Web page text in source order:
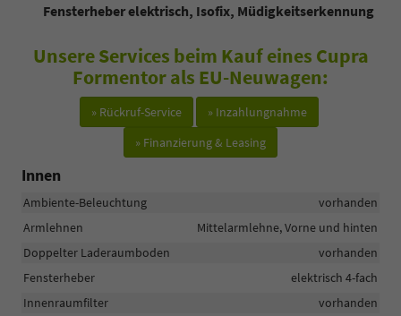
Fensterheber elektrisch, Isofix, Müdigkeitserkennung
Unsere Services beim Kauf eines Cupra
Formentor als EU-Neuwagen:
» Rückruf-Service
» Inzahlungnahme
» Finanzierung & Leasing
Innen
Ambiente-Beleuchtung
vorhanden
Armlehnen
Mittelarmlehne, Vorne und hinten
Doppelter Laderaumboden
vorhanden
Fensterheber
elektrisch 4-fach
Innenraumfilter
vorhanden